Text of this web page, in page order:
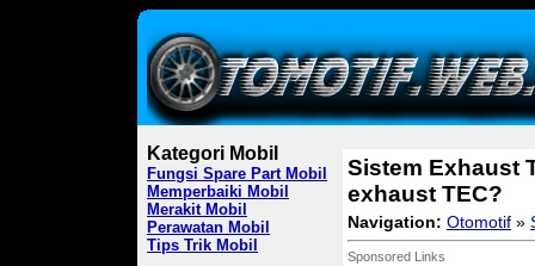
Kategori Mobil
Fungsi Spare Part Mobil
Memperbaiki Mobil
Merakit Mobil
Perawatan Mobil
Tips Trik Mobil
Sistem Exhaust
exhaust TEC?
Navigation: Otomotif »
Sponsored Links